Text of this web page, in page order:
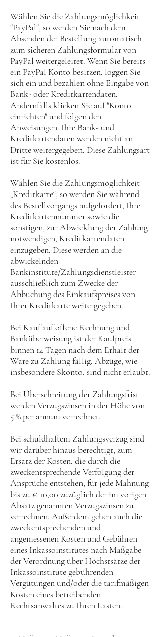
Wählen Sie die Zahlungsmöglichkeit
"PayPal", so werden Sie nach dem
Absenden der Bestellung automatisch
zum sicheren Zahlungsformular von
PayPal weitergeleitet. Wenn Sie bereits
ein PayPal Konto besitzen, loggen Sie
sich ein und bezahlen ohne Eingabe von
Bank- oder Kreditkartendaten.
Andernfalls klicken Sie auf "Konto
einrichten" und folgen den
Anweisungen. Ihre Bank- und
Kreditkartendaten werden nicht an
Dritte weitergegeben. Diese Zahlungsart
ist für Sie kostenlos.
Wählen Sie die Zahlungsmöglichkeit
„Kreditkarte“, so werden Sie während
des Bestellvorgangs aufgefordert, Ihre
Kreditkartennummer sowie die
sonstigen, zur Abwicklung der Zahlung
notwendigen, Kreditkartendaten
einzugeben. Diese werden an die
abwickelnden
Bankinstitute/Zahlungsdienstleister
ausschließlich zum Zwecke der
Abbuchung des Einkaufspreises von
Ihrer Kreditkarte weitergegeben.
Bei Kauf auf offene Rechnung und
Banküberweisung ist der Kaufpreis
binnen 14 Tagen nach dem Erhalt der
Ware zu Zahlung fällig. Abzüge, wie
insbesondere Skonto, sind nicht erlaubt.
Bei Überschreitung der Zahlungsfrist
werden Verzugszinsen in der Höhe von
5 % per annum verrechnet.
Bei schuldhaftem Zahlungsverzug sind
wir darüber hinaus berechtigt, zum
Ersatz der Kosten, die durch die
zweckentsprechende Verfolgung der
Ansprüche entstehen, für jede Mahnung
bis zu € 10,00 zuzüglich der im vorigen
Absatz genannten Verzugszinsen zu
verrechnen. Außerdem gehen auch die
zweckentsprechenden und
angemessenen Kosten und Gebühren
eines Inkassoinstitutes nach Maßgabe
der Verordnung über Höchstsätze der
Inkassoinstitute gebührenden
Vergütungen und/oder die tarifmäßigen
Kosten eines betreibenden
Rechtsanwaltes zu Ihren Lasten.